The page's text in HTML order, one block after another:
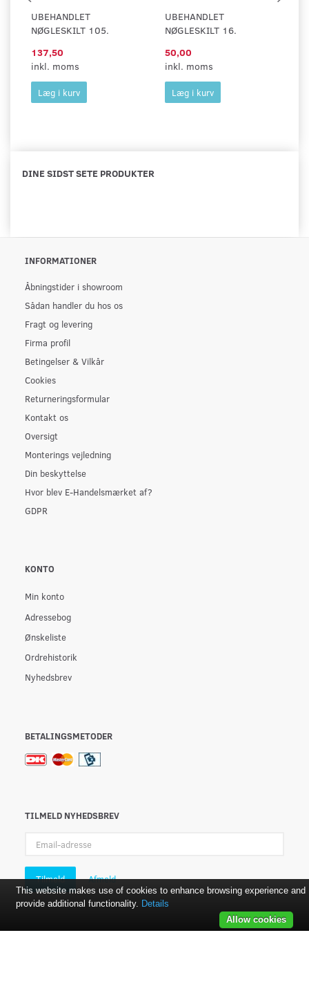
UBEHANDLET
NØGLESKILT 105.
137,50
inkl. moms
Læg i kurv
UBEHANDLET
NØGLESKILT 16.
50,00
inkl. moms
Læg i kurv
DINE SIDST SETE PRODUKTER
INFORMATIONER
Åbningstider i showroom
Sådan handler du hos os
Fragt og levering
Firma profil
Betingelser & Vilkår
Cookies
Returneringsformular
Kontakt os
Oversigt
Monterings vejledning
Din beskyttelse
Hvor blev E-Handelsmærket af?
GDPR
KONTO
Min konto
Adressebog
Ønskeliste
Ordrehistorik
Nyhedsbrev
BETALINGSMETODER
TILMELD NYHEDSBREV
adresse
Tilmeld Afmeld
This website makes use of cookies to enhance browsing experience and
provide additional functionality. Details
Allow cookies